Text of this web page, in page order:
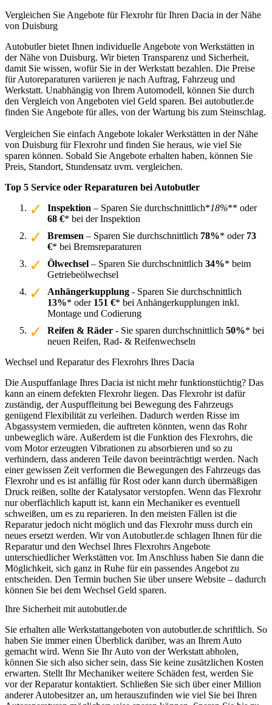
Vergleichen Sie Angebote für Flexrohr für Ihren Dacia in der Nähe
von Duisburg
Autobutler bietet Ihnen individuelle Angebote von Werkstätten in
der Nähe von Duisburg. Wir bieten Transparenz und Sicherheit,
damit Sie wissen, wofür Sie in der Werkstatt bezahlen. Die Preise
für Autoreparaturen variieren je nach Auftrag, Fahrzeug und
Werkstatt. Unabhängig von Ihrem Automodell, können Sie durch
den Vergleich von Angeboten viel Geld sparen. Bei autobutler.de
finden Sie Angebote für alles, von der Wartung bis zum Steinschlag.
Vergleichen Sie einfach Angebote lokaler Werkstätten in der Nähe
von Duisburg für Flexrohr und finden Sie heraus, wie viel Sie
sparen können. Sobald Sie Angebote erhalten haben, können Sie
Preis, Standort, Stundensatz uvm. vergleichen.
Top 5 Service oder Reparaturen bei Autobutler
Inspektion – Sparen Sie durchschnittlich*18%** oder
68 €* bei der Inspektion
Bremsen – Sparen Sie durchschnittlich 78%* oder 73
€* bei Bremsreparaturen
Ölwechsel – Sparen Sie durchschnittlich 34%* beim
Getriebeölwechsel
Anhängerkupplung - Sparen Sie durchschnittlich
13%* oder 151 €* bei Anhängerkupplungen inkl.
Montage und Codierung
Reifen & Räder - Sie sparen durchschnittlich 50%* bei
neuen Reifen, Rad- & Reifenwechseln
Wechsel und Reparatur des Flexrohrs Ihres Dacia
Die Auspuffanlage Ihres Dacia ist nicht mehr funktionstüchtig? Das
kann an einem defekten Flexrohr liegen. Das Flexrohr ist dafür
zuständig, der Auspuffleitung bei Bewegung des Fahrzeugs
genügend Flexibilität zu verleihen. Dadurch werden Risse im
Abgassystem vermieden, die auftreten könnten, wenn das Rohr
unbeweglich wäre. Außerdem ist die Funktion des Flexrohrs, die
vom Motor erzeugten Vibrationen zu absorbieren und so zu
verhindern, dass anderen Teile davon beeinträchtigt werden. Nach
einer gewissen Zeit verformen die Bewegungen des Fahrzeugs das
Flexrohr und es ist anfällig für Rost oder kann durch übermäßigen
Druck reißen, sollte der Katalysator verstopfen. Wenn das Flexrohr
nur oberflächlich kaputt ist, kann ein Mechaniker es eventuell
schweißen, um es zu reparieren. In den meisten Fällen ist die
Reparatur jedoch nicht möglich und das Flexrohr muss durch ein
neues ersetzt werden. Wir von Autobutler.de schlagen Ihnen für die
Reparatur und den Wechsel Ihres Flexrohrs Angebote
unterschiedlicher Werkstätten vor. Im Anschluss haben Sie dann die
Möglichkeit, sich ganz in Ruhe für ein passendes Angebot zu
entscheiden. Den Termin buchen Sie über unsere Website – dadurch
können Sie bei dem Wechsel Geld sparen.
Ihre Sicherheit mit autobutler.de
Sie erhalten alle Werkstattangeboten von autobutler.de schriftlich. So
haben Sie immer einen Überblick darüber, was an Ihrem Auto
gemacht wird. Wenn Sie Ihr Auto von der Werkstatt abholen,
können Sie sich also sicher sein, dass Sie keine zusätzlichen Kosten
erwarten. Stellt Ihr Mechaniker weitere Schäden fest, werden Sie
vor der Reparatur kontaktiert. Schließen Sie sich über einer Million
anderer Autobesitzer an, um herauszufinden wie viel Sie bei Ihren